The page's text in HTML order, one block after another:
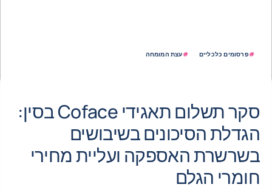
#פרסומים כלכליים #עצת המומחה
סקר תשלום תאגידי Coface בסין:
הגדלת הסיכונים בשיבושים
בשרשרת האספקה ​​ועליית מחירי
חומרי הגלם